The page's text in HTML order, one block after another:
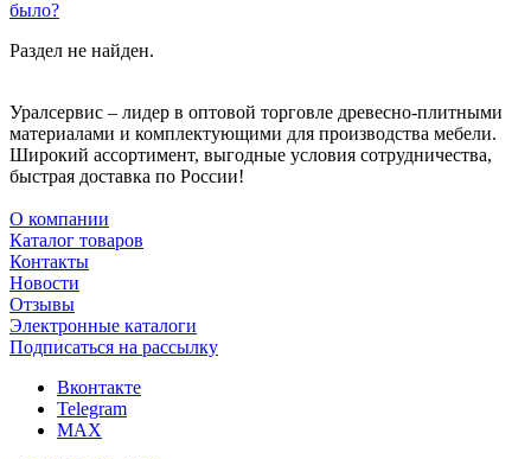
было?
Раздел не найден.
Уралсервис – лидер в оптовой торговле древесно-плитными
материалами и комплектующими для производства мебели.
Широкий ассортимент, выгодные условия сотрудничества,
быстрая доставка по России!
О компании
Каталог товаров
Контакты
Новости
Отзывы
Электронные каталоги
Подписаться на рассылку
Вконтакте
Telegram
MAX